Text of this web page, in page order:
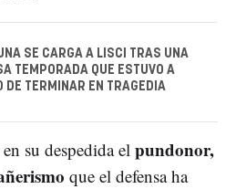
SE CARGA A LISCI TRAS UNA
TEMPORADA QUE ESTUVO A
DE TERMINAR EN TRAGEDIA
su despedida el pundonor,
que el defensa ha